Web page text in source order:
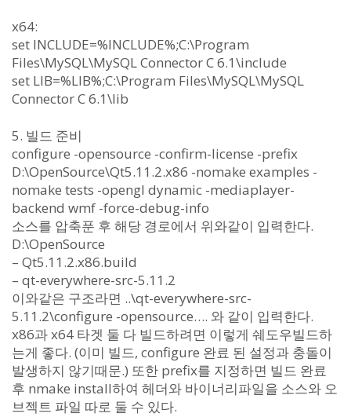
x64:
set INCLUDE=%INCLUDE%;C:\Program
Files\MySQL\MySQL Connector C 6.1\include
set LIB=%LIB%;C:\Program Files\MySQL\MySQL
Connector C 6.1\lib
5. 빌드 준비
configure -opensource -confirm-license -prefix
D:\OpenSource\Qt5.11.2.x86 -nomake examples -
nomake tests -opengl dynamic -mediaplayer-
backend wmf -force-debug-info
소스를 압축푼 후 해당 경로에서 위와같이 입력한다.
D:\OpenSource
– Qt5.11.2.x86.build
– qt-everywhere-src-5.11.2
이와같은 구조라면 ..\qt-everywhere-src-
5.11.2\configure -opensource…. 와 같이 입력한다.
x86과 x64 타겟 둘 다 빌드하려면 이렇게 쉐도우빌드하
는게 좋다. (이미 빌드, configure 완료 된 설정과 충돌이
발생하지 않기때문.) 또한 prefix를 지정하면 빌드 완료
후 nmake install하여 헤더와 바이너리파일을 소스와 오
브젝트 파일 따로 둘 수 있다.